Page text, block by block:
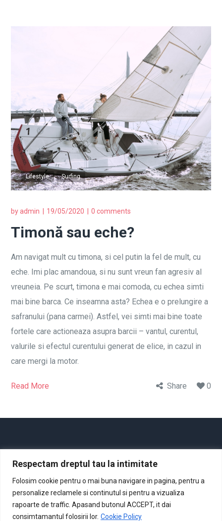
Respectam dreptul tau la intimitate
Folosim cookie pentru o mai buna navigare in pagina, pentru a
personalize reclamele si continutul si pentru a vizualiza
rapoarte de traffic. Apasand butonul ACCEPT, it dai
consimtamantul folosirii lor. Cookie Policy
Lifestyle Surfing
byadmin 19/05/2020 0 comments
Timonă sau eche?
Am navigat mult cu timona, si cel putin la fel de mult, cu
eche. Imi plac amandoua, si nu sunt vreun fan agresiv al
vreuneia. Pe scurt, timona e mai comoda, cu echea simti
mai bine barca. Ce inseamna asta? Echea e o prelungire a
safranului (pana carmei). Astfel, vei simti mai bine toate
fortele care actioneaza asupra barcii – vantul, curentul,
valurile si efectul curentului generat de elice, in cazul in
care mergi la motor.
Read More Share 0
Acasă Despre noi
Cursuri
Noutăţi
Contact